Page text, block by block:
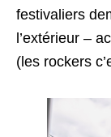
festivaliers
l’extérieur –
(les rockers